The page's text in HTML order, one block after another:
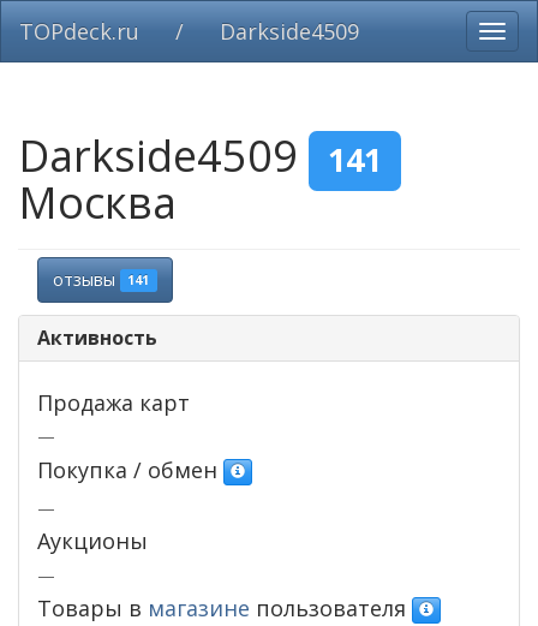
TOPdeck.ru / Darkside4509
Darkside4509 141
Москва
отзывы 141
Активность
Продажа карт
—
Покупка / обмен
—
Аукционы
—
Товары в магазине пользователя